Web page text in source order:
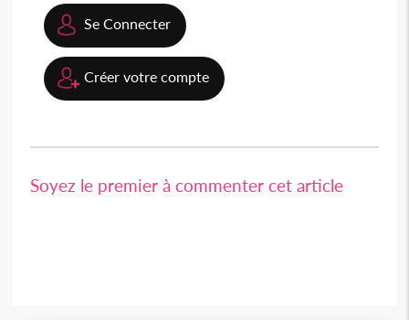
Se Connecter
Créer votre compte
Soyez le premier à commenter cet article